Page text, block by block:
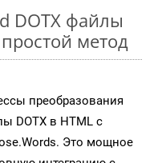
DOTX файлы
метод
преобразования
DOTX в HTML с
Это мощное